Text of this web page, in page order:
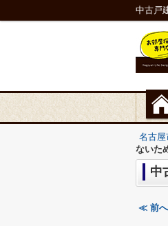
中古戸
名古屋
ないた
中
≪ 前へ